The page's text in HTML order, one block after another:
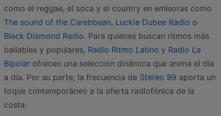
como el reggae, el soca y el country en emisoras como
The sound of the Carebbean, Luckie Dubee Radio o
Black Diamond Radio. Para quienes buscan ritmos más
bailables y populares, Radio Ritmo Latino y Radio La
Bipolar ofrecen una selección dinámica que anima el día
a día. Por su parte, la frecuencia de Stereo 99 aporta un
toque contemporáneo a la oferta radiofónica de la
costa.